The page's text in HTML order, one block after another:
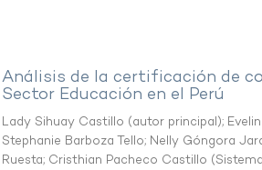
Análisis de la certificación de
Sector Educación en el Perú
Lady Sihuay Castillo (autor principal);
Stephanie Barboza Tello; Nelly Góngora
Ruesta; Cristhian Pacheco Castillo (